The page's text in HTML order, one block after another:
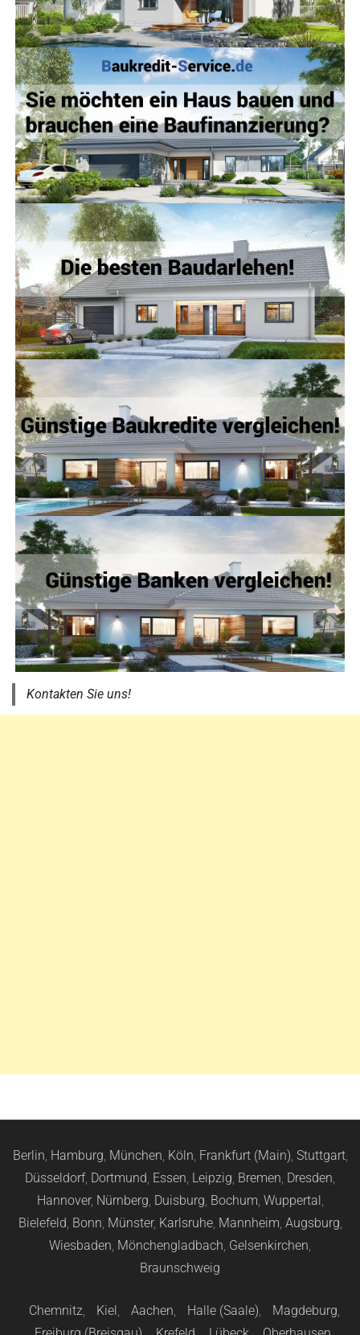
Kontakten Sie uns!
Berlin, Hamburg, München, Köln, Frankfurt (Main), Stuttgart,
Düsseldorf, Dortmund, Essen, Leipzig, Bremen, Dresden,
Hannover, Nürnberg, Duisburg, Bochum, Wuppertal,
Bielefeld, Bonn, Münster, Karlsruhe, Mannheim, Augsburg,
Wiesbaden, Mönchengladbach, Gelsenkirchen,
Braunschweig
Chemnitz, Kiel, Aachen, Halle (Saale), Magdeburg,